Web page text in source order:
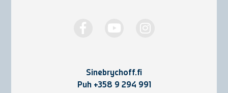
Sinebrychoff.fi
Puh +358 9 294 991